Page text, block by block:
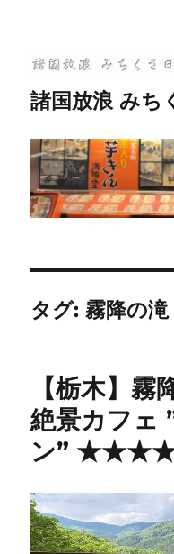
諸国放浪 みち
タグ:霧降の滝
【栃木】
絶景カフェ
ン”